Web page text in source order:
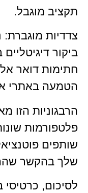
תקציב מוגבל.
צדדיות
ביקור
הטמעה באתרי
הרבגוניות הזו
פלטפורמות
שותפים
שלך בהקשר
לסיכום, כרטיסי